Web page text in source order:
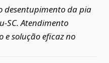
desentupimento da pia
Atendimento
solução eficaz no